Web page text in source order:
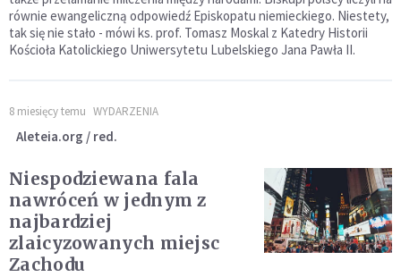
równie ewangeliczną odpowiedź Episkopatu niemieckiego. Niestety,
tak się nie stało - mówi ks. prof. Tomasz Moskal z Katedry Historii
Kościoła Katolickiego Uniwersytetu Lubelskiego Jana Pawła II.
8 miesięcy temu WYDARZENIA
Aleteia.org / red.
Niespodziewana fala
nawróceń w jednym z
najbardziej
zlaicyzowanych miejsc
Zachodu